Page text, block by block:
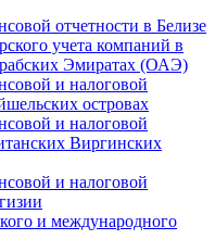
отчетности в Белизе
учета компаний в
Эмиратах (ОАЭ)
и налоговой
островах
и налоговой
Виргинских
и налоговой
и международного